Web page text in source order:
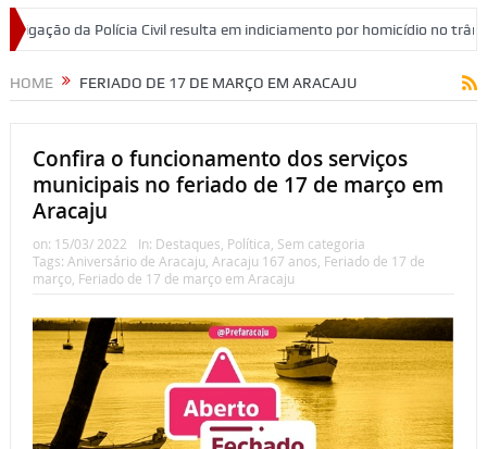
resulta em indiciamento por homicídio no trânsito em Itabaiana
HOME FERIADO DE 17 DE MARÇO EM ARACAJU
Confira o funcionamento dos serviços
municipais no feriado de 17 de março em
Aracaju
on: 15/03/ 2022 In: Destaques, Política, Sem categoria
Tags: Aniversário de Aracaju, Aracaju 167 anos, Feriado de 17 de
março, Feriado de 17 de março em Aracaju